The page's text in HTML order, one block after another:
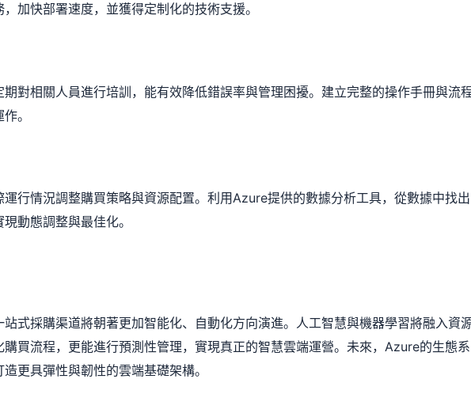
加快部署速度，並獲得定制化的技術支援。
對相關人員進行培訓，能有效降低錯誤率與管理困擾。建立完整的操作手冊與流
。
行情況調整購買策略與資源配置。利用Azure提供的數據分析工具，從數據中找出
動態調整與最佳化。
式採購渠道將朝著更加智能化、自動化方向演進。人工智慧與機器學習將融入資
買流程，更能進行預測性管理，實現真正的智慧雲端運營。未來，Azure的生態系
更具彈性與韌性的雲端基礎架構。